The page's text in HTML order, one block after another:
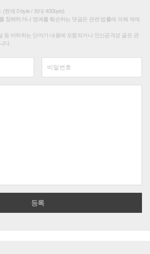
(현재 0 byte / 최대 400byte)
침해하거나 명예를 훼손하는 댓글은 관련 법률에 의해 제재
등 비하하는 단어가 내용에 포함되거나 인신공격성 글은 관
다.